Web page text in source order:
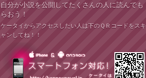
自分が小説を公開してたくさんの人に読んでも
らおう！
ケータイからアクセスしたい人は下のＱＲコードをスキ
ャンしてね！！